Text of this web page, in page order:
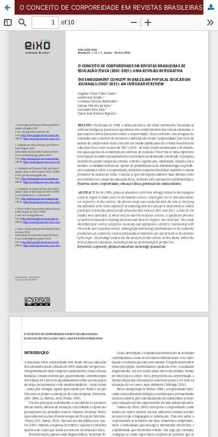
O CONCEITO DE CORPOREIDADE EM REVISTAS BRASILEIRAS DE EDUCAÇÃO FÍSICA (2001-2021): UMA REVISÃO INTEGRATIVA